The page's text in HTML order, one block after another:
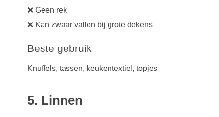
❌ Geen rek
❌ Kan zwaar vallen bij grote dekens
Beste gebruik
Knuffels, tassen, keukentextiel, topjes
5. Linnen